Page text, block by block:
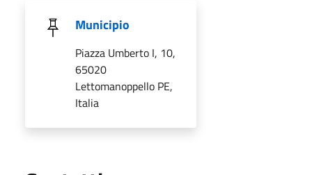
Municipio
Piazza Umberto I, 10,
65020
Lettomanoppello PE,
Italia